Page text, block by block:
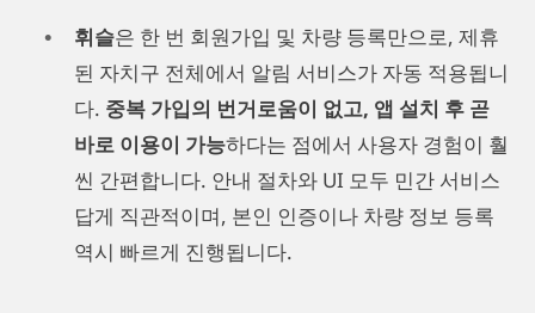
휘슬은 한 번 회원가입 및 차량 등록만으로, 제휴
된 자치구 전체에서 알림 서비스가 자동 적용됩니
다. 중복 가입의 번거로움이 없고, 앱 설치 후 곧
바로 이용이 가능하다는 점에서 사용자 경험이 훨
씬 간편합니다. 안내 절차와 UI 모두 민간 서비스
답게 직관적이며, 본인 인증이나 차량 정보 등록
역시 빠르게 진행됩니다.